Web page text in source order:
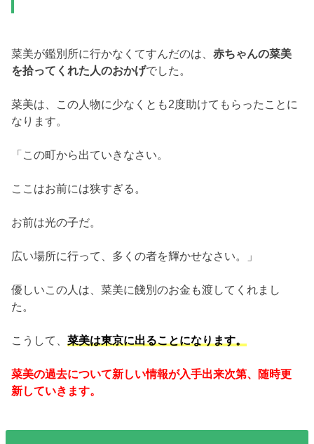
菜美が鑑別所に行かなくてすんだのは、赤ちゃんの菜美
を拾ってくれた人のおかげでした。
菜美は、この人物に少なくとも2度助けてもらったことに
なります。
「この町から出ていきなさい。
ここはお前には狭すぎる。
お前は光の子だ。
広い場所に行って、多くの者を輝かせなさい。」
優しいこの人は、菜美に餞別のお金も渡してくれまし
た。
こうして、菜美は東京に出ることになります。
菜美の過去について新しい情報が入手出来次第、随時更
新していきます。